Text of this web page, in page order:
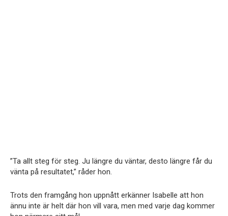
”Ta allt steg för steg. Ju längre du väntar, desto längre får du
vänta på resultatet,” råder hon.
Trots den framgång hon uppnått erkänner Isabelle att hon
ännu inte är helt där hon vill vara, men med varje dag kommer